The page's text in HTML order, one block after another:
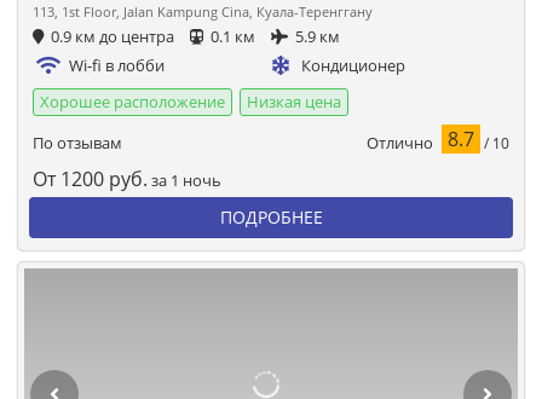
113, 1st Floor, Jalan Kampung Cina, Куала-Теренггану
0.9 км до центра 0.1 км
5.9 км
Wi-fi в лобби
Кондиционер
Хорошее расположение
Низкая цена
По отзывам
Отлично 8.7 / 10
От 1200 руб. за 1 ночь
ПОДРОБНЕЕ